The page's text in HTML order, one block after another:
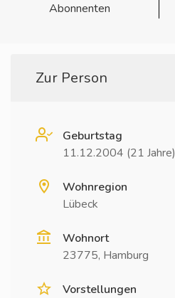
Abonnenten
Zur Person
Geburtstag
11.12.2004 (21 Jahre)
Wohnregion
Lübeck
Wohnort
23775, Hamburg
Vorstellungen